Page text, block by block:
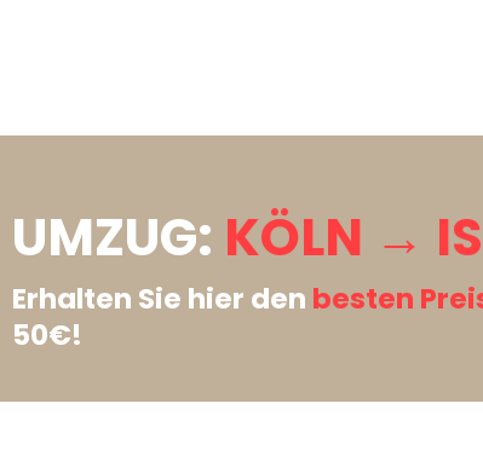
UMZUG: KÖLN →
Erhalten Sie hier den besten
50€!